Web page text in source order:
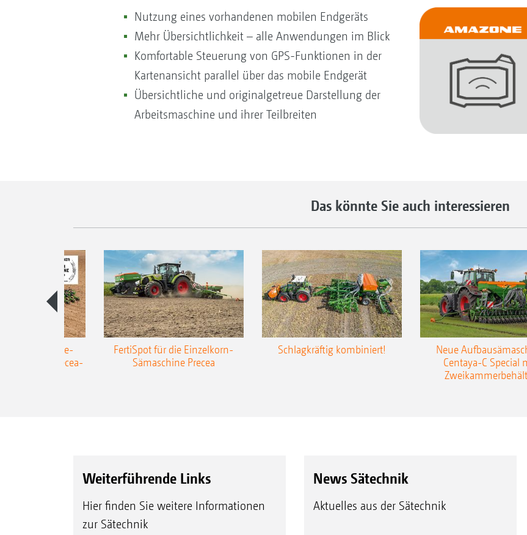
Nutzung eines vorhandenen mobilen Endgeräts
Mehr Übersichtlichkeit – alle Anwendungen im Blick
Komfortable Steuerung von GPS-Funktionen in der
Kartenansicht parallel über das mobile Endgerät
Übersichtliche und originalgetreue Darstellung der
Arbeitsmaschine und ihrer Teilbreiten
Das könnte Sie auch interessieren
Anhänge-
Precea-
FertiSpot für die Einzelkorn-
Sämaschine Precea
Schlagkräftig kombiniert!
Neue
Centaya-C Special
Weiterführende Links
Hier finden Sie weitere Informationen
zur Sätechnik
News Sätechnik
Aktuelles aus der Sätechnik